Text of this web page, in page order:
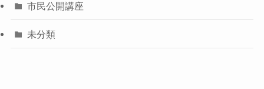
市民公開講座
未分類